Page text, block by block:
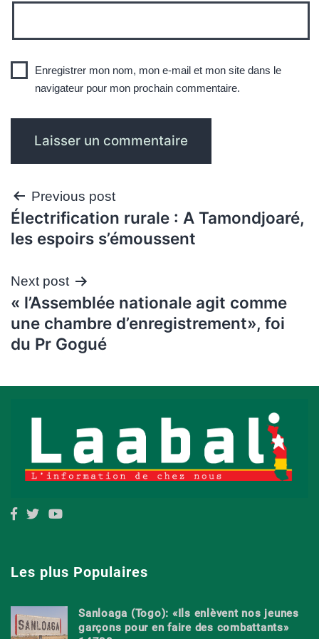
Enregistrer mon nom, mon e-mail et mon site dans le
navigateur pour mon prochain commentaire.
Navigation
de
Previous post
Électrification rurale : A Tamondjoaré,
les espoirs s’émoussent
Next post
« l’Assemblée nationale agit comme
une chambre d’enregistrement», foi
du Pr Gogué
Les plus Populaires
Sanloaga (Togo): «Ils enlèvent nos jeunes
garçons pour en faire des combattants»